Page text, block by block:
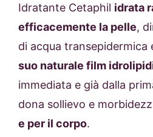
Idratante Cetaphil idrata
efficacemente la pelle,
di acqua transepidermica
suo naturale film
immediata e già dalla
dona sollievo e
e per il corpo.